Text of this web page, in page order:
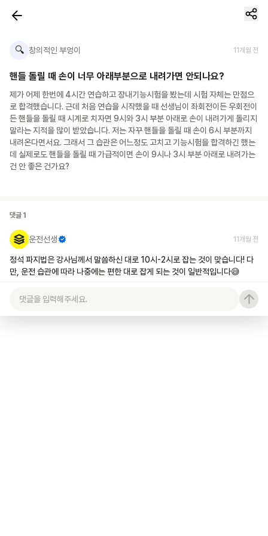
🔍 창의적인 부엉이 11개월 전
핸들 돌릴 때 손이 너무 아래부분으로 내려가면 안되나요?
제가 어제 한번에 4시간 연습하고 장내기능시험을 봤는데 시험 자체는 만점으
로 합격했습니다. 근데 처음 연습을 시작했을 때 선생님이 좌회전이든 우회전이
든 핸들을 돌릴 때 시계로 치자면 9시와 3시 부분 아래로 손이 내려가게 돌리지
말라는 지적을 많이 받았습니다. 저는 자꾸 핸들을 돌릴 때 손이 6시 부분까지
내려온다면서요. 그래서 그 습관은 어느정도 고치고 기능시험을 합격하긴 했는
데 실제로도 핸들을 돌릴 때 가급적이면 손이 9시나 3시 부분 아래로 내려가는
건 안 좋은 건가요?
댓글 1
운전선생 11개월 전
정석 파지법은 강사님께서 말씀하신 대로 10시-2시로 잡는 것이 맞습니다! 다
만, 운전 습관에 따라 나중에는 편한 대로 잡게 되는 것이 일반적입니다😅